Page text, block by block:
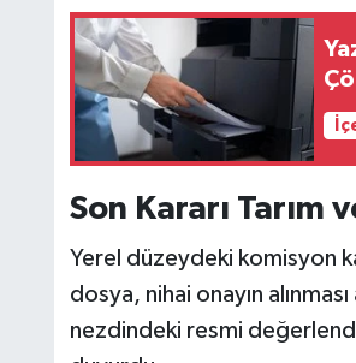
Son Kararı Tarım
Yerel düzeydeki komisyon
dosya, nihai onayın
nezdindeki resmi